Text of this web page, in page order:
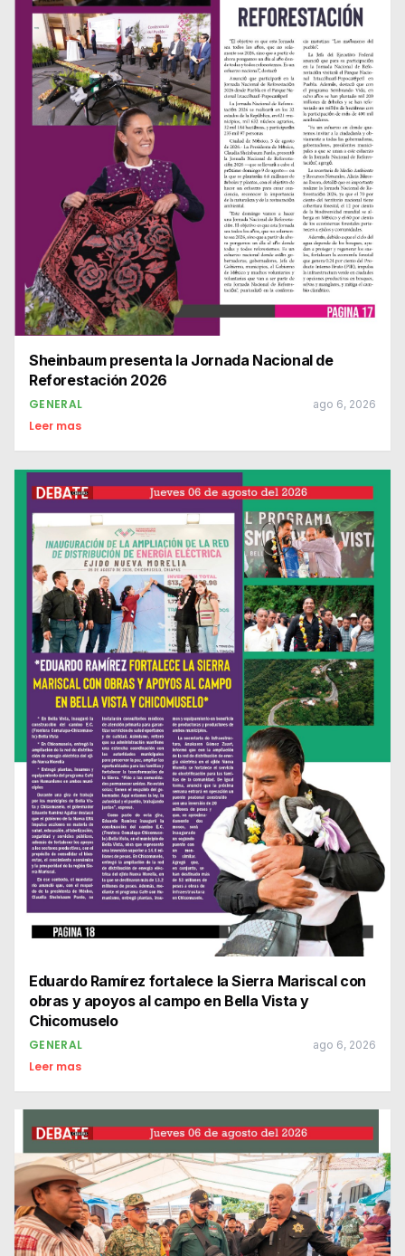
Sheinbaum presenta la Jornada Nacional de
Reforestación 2026
GENERAL ago 6, 2026
Leer mas
Eduardo Ramírez fortalece la Sierra Mariscal con
obras y apoyos al campo en Bella Vista y
Chicomuselo
GENERAL ago 6, 2026
Leer mas